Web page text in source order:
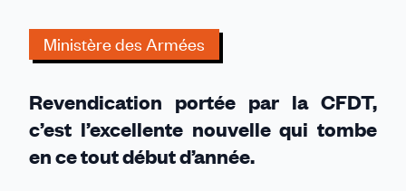
EN
CHARGE
Ministère des Armées
Revendication portée par la CFDT,
c’est l’excellente nouvelle qui tombe
en ce tout début d’année.